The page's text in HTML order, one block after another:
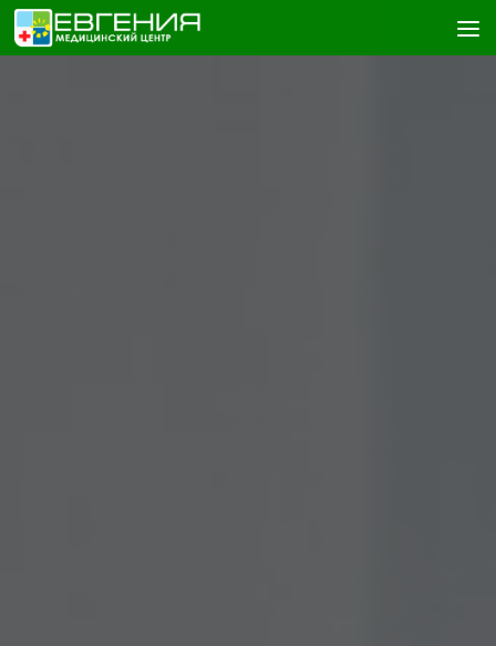
Skip to content